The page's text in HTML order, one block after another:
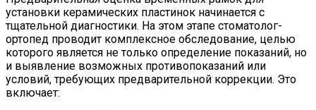
установки керамических пластинок начинается с
тщательной диагностики. На этом этапе стоматолог-
ортопед проводит комплексное обследование, целью
которого является не только определение показаний, но
и выявление возможных противопоказаний или
условий, требующих предварительной коррекции. Это
включает: